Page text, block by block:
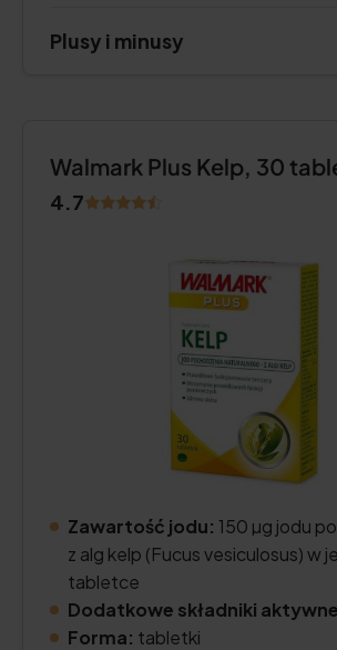
Plusy i minusy
Walmark Plus Kelp, 30
4.7
Zawartość jodu: 150 µg jodu
z alg kelp (Fucus vesiculosus) w
tabletce
Dodatkowe składniki
Forma: tabletki